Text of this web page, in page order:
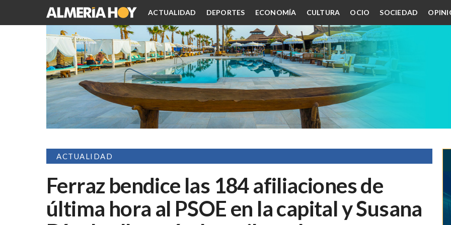
ACTUALIDAD DEPORTES ECONOMÍA CULTURA OCIO SOCIEDAD
ACTUALIDAD
Ferraz bendice las 184 afiliaciones de
última hora al PSOE en la capital y Susana